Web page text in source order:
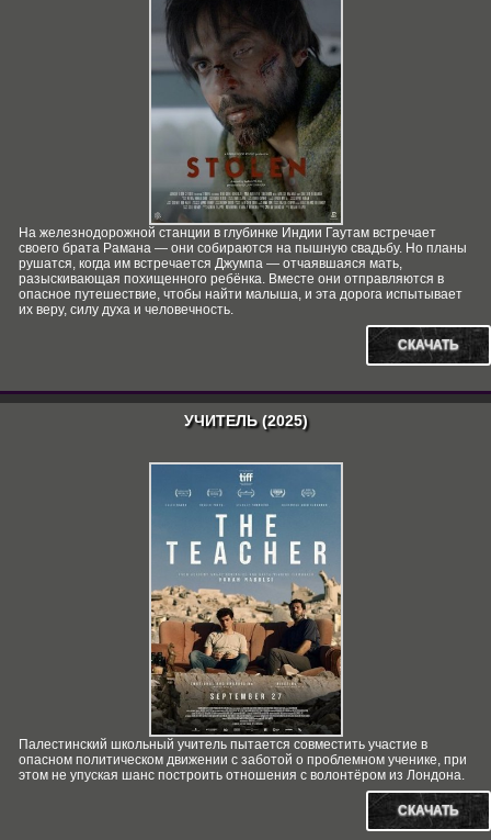
На железнодорожной станции в глубинке Индии Гаутам встречает
своего брата Рамана — они собираются на пышную свадьбу. Но планы
рушатся, когда им встречается Джумпа — отчаявшаяся мать,
разыскивающая похищенного ребёнка. Вместе они отправляются в
опасное путешествие, чтобы найти малыша, и эта дорога испытывает
их веру, силу духа и человечность.
СКАЧАТЬ
УЧИТЕЛЬ (2025)
Палестинский школьный учитель пытается совместить участие в
опасном политическом движении с заботой о проблемном ученике, при
этом не упуская шанс построить отношения с волонтёром из Лондона.
СКАЧАТЬ